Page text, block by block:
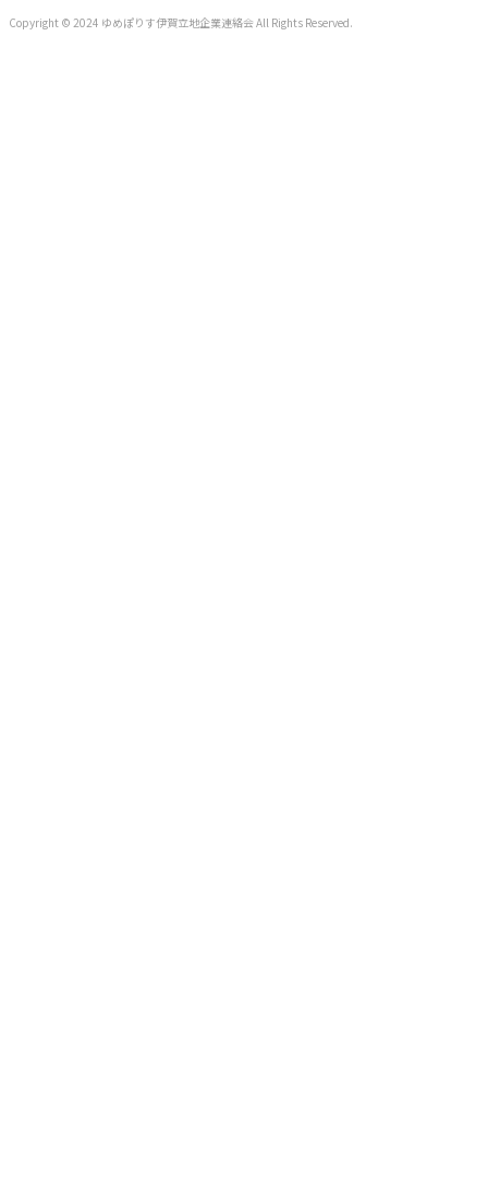
Copyright © 2024 ゆめぽりす伊賀立地企業連絡会 All Rights Reserved.